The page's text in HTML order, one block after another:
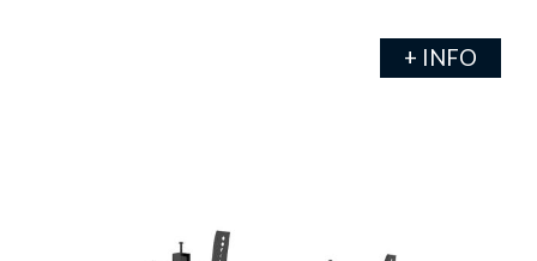
+ INFO